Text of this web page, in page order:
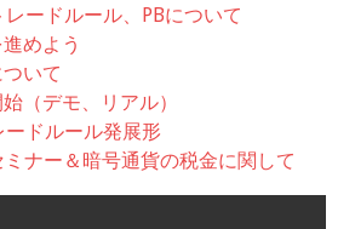
レードルール、PBについて
めよう
いて
（デモ、リアル）
ードルール発展形
ミナー＆暗号通貨の税金に関して